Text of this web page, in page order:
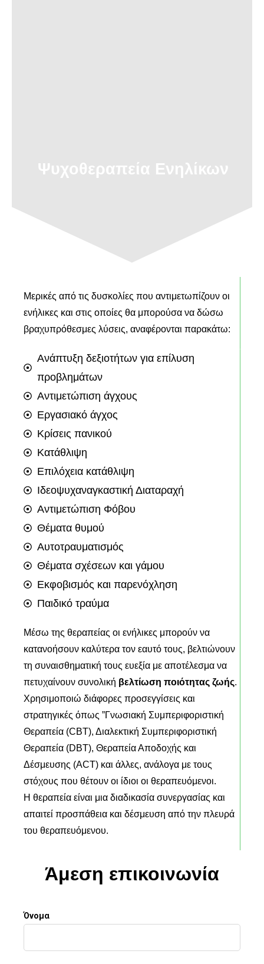
Ψυχοθεραπεία Ενηλίκων
Μερικές από τις δυσκολίες που αντιμετωπίζουν οι
ενήλικες και στις οποίες θα μπορούσα να δώσω
βραχυπρόθεσμες λύσεις, αναφέρονται παρακάτω:
Ανάπτυξη δεξιοτήτων για επίλυση
προβλημάτων
Αντιμετώπιση άγχους
Εργασιακό άγχος
Κρίσεις πανικού
Κατάθλιψη
Επιλόχεια κατάθλιψη
Ιδεοψυχαναγκαστική Διαταραχή
Αντιμετώπιση Φόβου
Θέματα θυμού
Αυτοτραυματισμός
Θέματα σχέσεων και γάμου
Εκφοβισμός και παρενόχληση
Παιδικό τραύμα
Μέσω της θεραπείας οι ενήλικες μπορούν να
κατανοήσουν καλύτερα τον εαυτό τους, βελτιώνουν
τη συναισθηματική τους ευεξία με αποτέλεσμα να
πετυχαίνουν συνολική βελτίωση ποιότητας ζωής.
Χρησιμοποιώ διάφορες προσεγγίσεις και
στρατηγικές όπως ”Γνωσιακή Συμπεριφοριστική
Θεραπεία (CBT), Διαλεκτική Συμπεριφοριστική
Θεραπεία (DBT), Θεραπεία Αποδοχής και
Δέσμευσης (ACT) και άλλες, ανάλογα με τους
στόχους που θέτουν οι ίδιοι οι θεραπευόμενοι.
Η θεραπεία είναι μια διαδικασία συνεργασίας και
απαιτεί προσπάθεια και δέσμευση από την πλευρά
του θεραπευόμενου.
Άμεση επικοινωνία
Όνομα